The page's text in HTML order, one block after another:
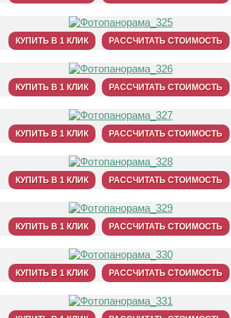
КУПИТЬ В 1 КЛИК РАССЧИТАТЬ СТОИМОСТЬ
КУПИТЬ В 1 КЛИК РАССЧИТАТЬ СТОИМОСТЬ
КУПИТЬ В 1 КЛИК РАССЧИТАТЬ СТОИМОСТЬ
КУПИТЬ В 1 КЛИК РАССЧИТАТЬ СТОИМОСТЬ
КУПИТЬ В 1 КЛИК РАССЧИТАТЬ СТОИМОСТЬ
КУПИТЬ В 1 КЛИК РАССЧИТАТЬ СТОИМОСТЬ